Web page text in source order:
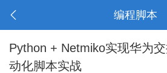
编程脚本
Python + Netmiko实现华为
动化脚本实战